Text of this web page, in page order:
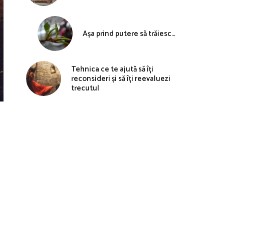
Așa prind putere să trăiesc…
Tehnica ce te ajută să îți
reconsideri și să îți reevaluezi
trecutul